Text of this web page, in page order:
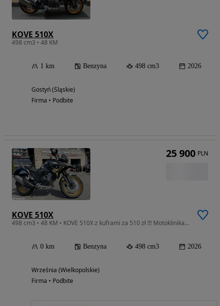
KOVE 510X
498 cm3 • 48 KM
1 km Benzyna 498 cm3 2026
Gostyń (Śląskie)
Firma • Podbite
KOVE 510X
498 cm3 • 48 KM • KOVE 510X z kuframi za 510 zł !!! Motoklinika Września
0 km Benzyna 498 cm3 2026
Września (Wielkopolskie)
Firma • Podbite
25 900 PLN